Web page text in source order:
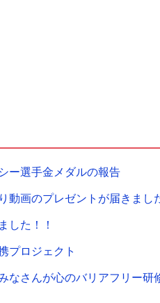
ー選手金メダルの報告
動画のプレゼントが届きまし
した！！
プロジェクト
なさんが心のバリアフリー研